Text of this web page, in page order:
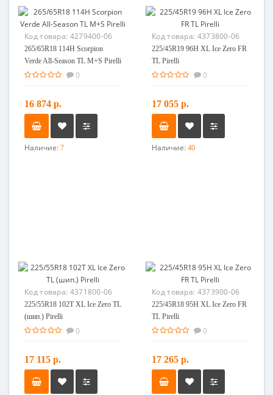
Код товара: 4279400-06
265/65R18 114H Scorpion
Verde All-Season TL M+S Pirelli
0
16 874 р.
Наличие: 7
Код товара: 4373800-06
225/45R19 96H XL Ice Zero FR
TL Pirelli
0
17 055 р.
Наличие: 40
Код товара: 4371800-06
225/55R18 102T XL Ice Zero TL
(шип.) Pirelli
0
17 115 р.
Код товара: 4373900-06
225/45R18 95H XL Ice Zero FR
TL Pirelli
0
17 265 р.